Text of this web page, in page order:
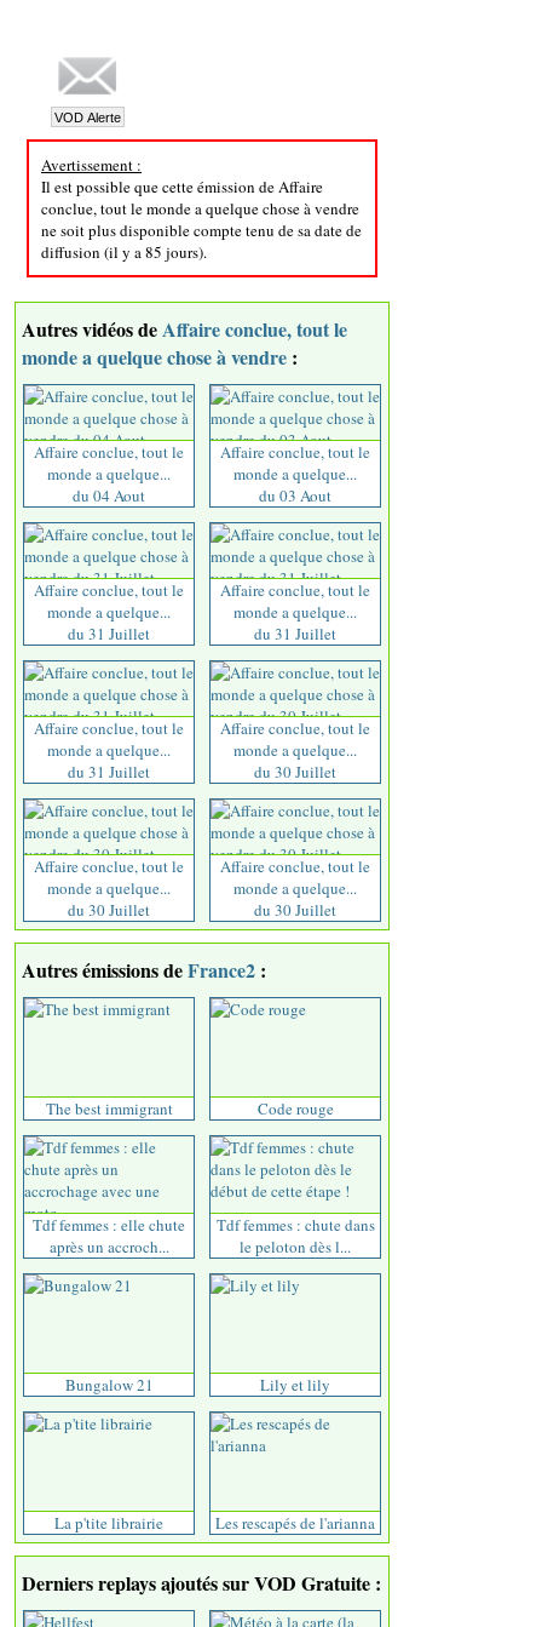
Avertissement :
Il est possible que cette émission de Affaire
conclue, tout le monde a quelque chose à vendre
ne soit plus disponible compte tenu de sa date de
diffusion (il y a 85 jours).
Autres vidéos deAffaire conclue, tout le
monde a quelque chose à vendre :
Affaire conclue, tout le
monde a quelque...
du 04 Aout
Affaire conclue, tout le
monde a quelque...
du 03 Aout
Affaire conclue, tout le
monde a quelque...
du 31 Juillet
Affaire conclue, tout le
monde a quelque...
du 31 Juillet
Affaire conclue, tout le
monde a quelque...
du 31 Juillet
Affaire conclue, tout le
monde a quelque...
du 30 Juillet
Affaire conclue, tout le
monde a quelque...
du 30 Juillet
Affaire conclue, tout le
monde a quelque...
du 30 Juillet
Autres émissions deFrance2 :
The best immigrant Code rouge
Tdf femmes : elle chute
après un accroch...
Tdf femmes : chute dans
le peloton dès l...
Bungalow 21 Lily et lily
La p'tite librairie Les rescapés de l'arianna
Derniers replays ajoutés sur VOD Gratuite :